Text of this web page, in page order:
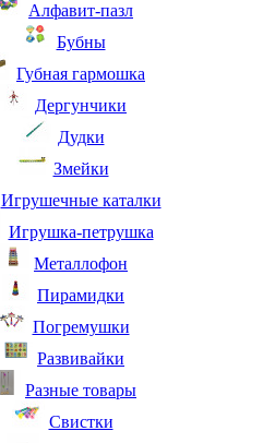
Алфавит-пазл
Бубны
Губная гармошка
Дергунчики
Дудки
Змейки
Игрушечные каталки
Игрушка-петрушка
Металлофон
Пирамидки
Погремушки
Развивайки
Разные товары
Свистки